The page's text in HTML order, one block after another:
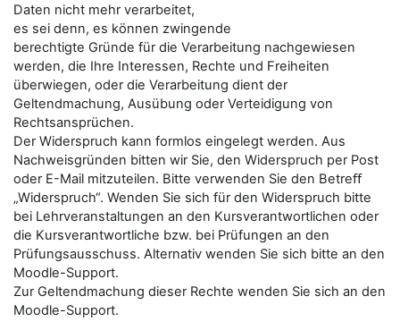
Daten nicht mehr verarbeitet,
es sei denn, es können zwingende
berechtigte Gründe für die Verarbeitung nachgewiesen
werden, die Ihre Interessen, Rechte und Freiheiten
überwiegen, oder die Verarbeitung dient der
Geltendmachung, Ausübung oder Verteidigung von
Rechtsansprüchen.
Der Widerspruch kann formlos eingelegt werden. Aus
Nachweisgründen bitten wir Sie, den Widerspruch per Post
oder E-Mail mitzuteilen. Bitte verwenden Sie den Betreﬀ
„Widerspruch“. Wenden Sie sich für den Widerspruch bitte
bei Lehrveranstaltungen an den Kursverantwortlichen oder
die Kursverantwortliche bzw. bei Prüfungen an den
Prüfungsausschuss. Alternativ wenden Sie sich bitte an den
Moodle-Support.
Zur Geltendmachung dieser Rechte wenden Sie sich an den
Moodle-Support.